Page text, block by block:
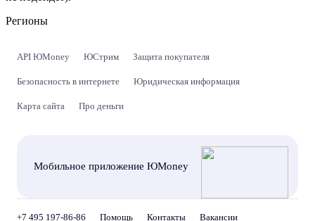
Регионы
API ЮMoney ЮСтрим Защита покупателя
Безопасность в интернете Юридическая информация
Карта сайта Про деньги
Мобильное приложение ЮMoney
+7 495 197-86-86 Помощь Контакты Вакансии